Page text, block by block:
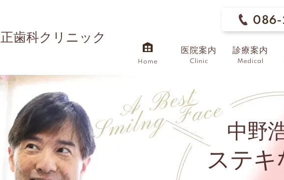
歯科クリニック
086-
Home
医院案内
Clinic
診療案内
Medical
中野
ステキ